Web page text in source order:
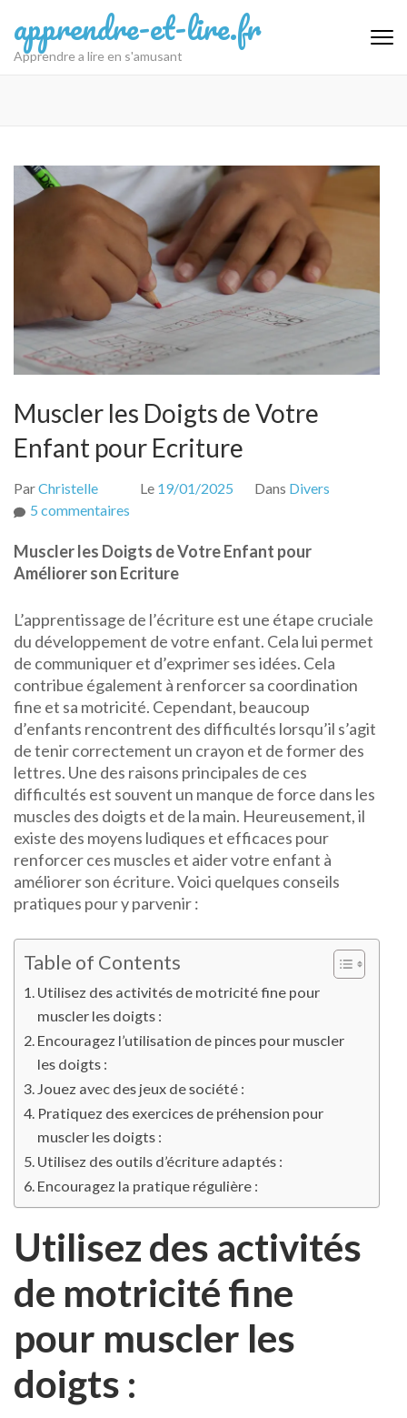
au
contenu
apprendre-et-lire.fr
Apprendre a lire en s'amusant
Muscler les Doigts de Votre
Enfant pour Ecriture
ParChristelle Le 19/01/2025 Dans Divers
5 commentaires
les
Doigts
Votre
Enfant
pour
Ecriture
Muscler les Doigts de Votre Enfant pour
Améliorer son Ecriture
L’apprentissage de l’écriture est une étape cruciale
du développement de votre enfant. Cela lui permet
de communiquer et d’exprimer ses idées. Cela
contribue également à renforcer sa coordination
fine et sa motricité. Cependant, beaucoup
d’enfants rencontrent des difficultés lorsqu’il s’agit
de tenir correctement un crayon et de former des
lettres. Une des raisons principales de ces
difficultés est souvent un manque de force dans les
muscles des doigts et de la main. Heureusement, il
existe des moyens ludiques et efficaces pour
renforcer ces muscles et aider votre enfant à
améliorer son écriture. Voici quelques conseils
pratiques pour y parvenir :
Table of Contents
Utilisez des activités de motricité fine pour
muscler les doigts :
Encouragez l’utilisation de pinces pour muscler
les doigts :
Jouez avec des jeux de société :
Pratiquez des exercices de préhension pour
muscler les doigts :
Utilisez des outils d’écriture adaptés :
Encouragez la pratique régulière :
Utilisez des activités
de motricité fine
pour muscler les
doigts :